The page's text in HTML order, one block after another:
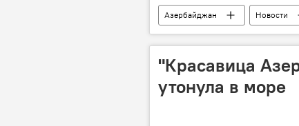
Азербайджан Новости
"Красавица
утонула в море